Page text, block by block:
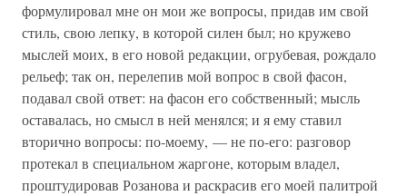
формулировал мне он мои же вопросы, придав им свой
стиль, свою лепку, в которой силен был; но кружево
мыслей моих, в его новой редакции, огрубевая, рождало
рельеф; так он, перелепив мой вопрос в свой фасон,
подавал свой ответ: на фасон его собственный; мысль
оставалась, но смысл в ней менялся; и я ему ставил
вторично вопросы: по-моему, — не по-его: разговор
протекал в специальном жаргоне, которым владел,
проштудировав Розанова и раскрасив его моей палитрой